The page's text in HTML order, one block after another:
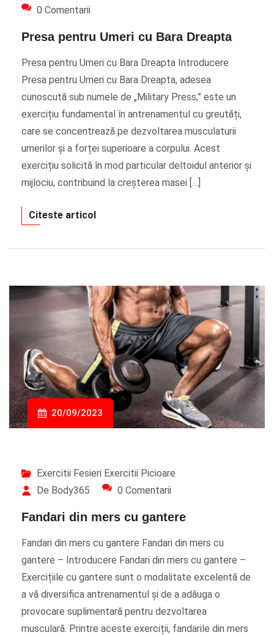
0 Comentarii
Presa pentru Umeri cu Bara Dreapta
Presa pentru Umeri cu Bara Dreapta Introducere
Presa pentru Umeri cu Bara Dreapta, adesea
cunoscută sub numele de „Military Press,” este un
exercițiu fundamental în antrenamentul cu greutăți,
care se concentrează pe dezvoltarea musculaturii
umerilor și a forței superioare a corpului. Acest
exercițiu solicită în mod particular deltoidul anterior și
mijlociu, contribuind la creșterea masei […]
Citeste articol
20/09/2023
Exercitii Fesieri Exercitii Picioare
De Body365
0 Comentarii
Fandari din mers cu gantere
Fandari din mers cu gantere Fandari din mers cu
gantere – Introducere Fandari din mers cu gantere –
Exercițiile cu gantere sunt o modalitate excelentă de
a vă diversifica antrenamentul și de a adăuga o
provocare suplimentară pentru dezvoltarea
musculară. Printre aceste exerciții, fandarile din mers